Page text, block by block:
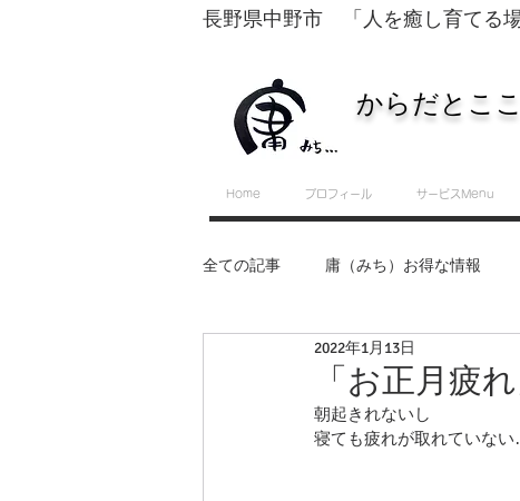
長野県中野市 「人を癒し育てる場
からだとこ
Home プロフィール サービスMenu
全ての記事 庸（みち）お得な情報
転換するために必要な５つのスキル
セルフ整体・運動教室
「お正月疲
2022年1月13日
朝起きれないし
寝ても疲れが取れていな